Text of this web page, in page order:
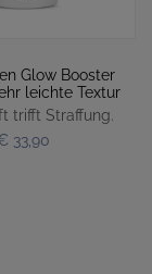
Glow Booster
leichte Textur
trifft Straffung.
33,90